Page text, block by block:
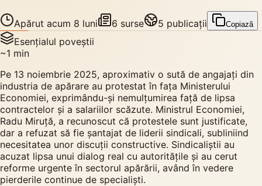
Apărut acum 8 luni 6 surse 5 publicații Copiază
Esențialul poveștii
~1 min
Pe 13 noiembrie 2025, aproximativ o sută de angajați din
industria de apărare au protestat în fața Ministerului
Economiei, exprimându-și nemulțumirea față de lipsa
contractelor și a salariilor scăzute. Ministrul Economiei,
Radu Miruță, a recunoscut că protestele sunt justificate,
dar a refuzat să fie șantajat de liderii sindicali, subliniind
necesitatea unor discuții constructive. Sindicaliștii au
acuzat lipsa unui dialog real cu autoritățile și au cerut
reforme urgente în sectorul apărării, având în vedere
pierderile continue de specialiști.